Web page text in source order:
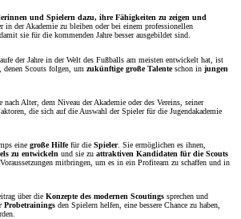
und Spielern dazu, ihre Fähigkeiten zu zeigen und
in der Akademie zu bleiben oder bei einem professionellen
sie für die kommenden Jahre besser ausgebildet sind.
der Jahre in der Welt des Fußballs am meisten entwickelt hat, ist
denen Scouts folgen, um zukünftige große Talenteschon in jungen
Alter, dem Niveau der Akademie oder des Vereins, seiner
die sich auf die Auswahl der Spieler für die Jugendakademie
eine große Hilfefür die Spieler. Sie ermöglichen es ihnen,
zu entwickeln und sie zu attraktiven Kandidaten für die Scouts
mitbringen, um es in ein Profiteam zu schaffen und in
über die Konzepte des modernen Scoutings sprechen und
Probetrainings den Spielern helfen, eine bessere Chance zu haben,